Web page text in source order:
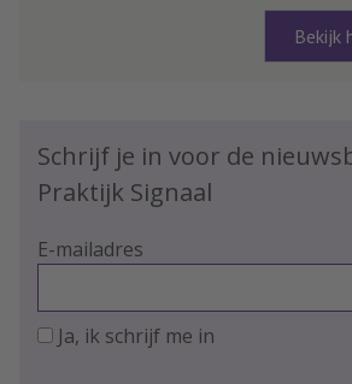
Bekijk
Schrijf je in voor de
Praktijk Signaal
E-mailadres
Ja, ik schrijf me in